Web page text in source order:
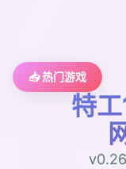
📥 热门游戏
特